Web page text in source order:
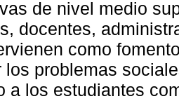
de nivel medio
docentes,
como
los problemas
a los estudiantes